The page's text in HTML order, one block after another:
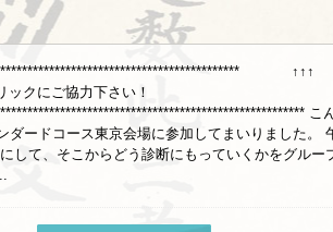
クにご協力下さい！
こ
ダードコース東京会場に参加してまいりました。
して、そこからどう診断にもっていくかをグルー